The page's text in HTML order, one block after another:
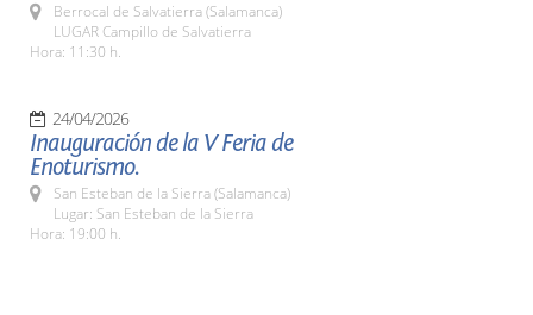
Berrocal de Salvatierra (Salamanca)
LUGAR Campillo de Salvatierra
Hora: 11:30 h.
24/04/2026
Inauguración de la V Feria de
Enoturismo.
San Esteban de la Sierra (Salamanca)
Lugar: San Esteban de la Sierra
Hora: 19:00 h.